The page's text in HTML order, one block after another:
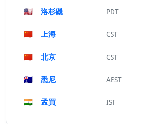
🇺🇸 洛杉磯 PDT
🇨🇳 上海 CST
🇨🇳 北京 CST
🇦🇺 悉尼 AEST
🇮🇳 孟買 IST